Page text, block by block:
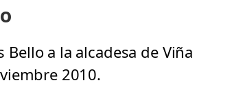
a la alcadesa de Viña
2010.